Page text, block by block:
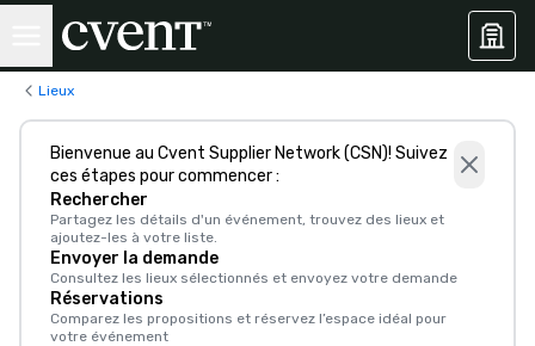
Lieux
Bienvenue au Cvent Supplier Network (CSN)! Suivez
ces étapes pour commencer :
Rechercher
Partagez les détails d'un événement, trouvez des lieux et
ajoutez-les à votre liste.
Envoyer la demande
Consultez les lieux sélectionnés et envoyez votre demande
Réservations
Comparez les propositions et réservez l’espace idéal pour
votre événement